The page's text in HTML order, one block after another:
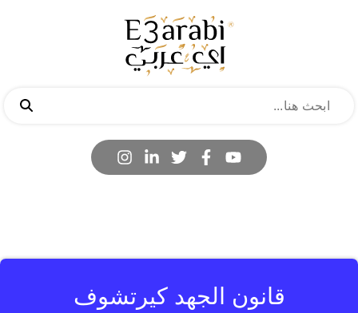
قانون الجهد كيرتشوف